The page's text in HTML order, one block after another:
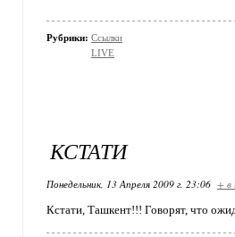
Рубрики: Ссылки
LIVE
КСТАТИ
Понедельник, 13 Апреля 2009 г. 23:06 + в
Кстати, Ташкент!!! Говорят, что